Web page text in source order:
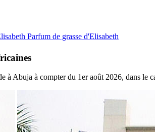
Parfum de grasse d'Elisabeth
à Abuja à compter du 1er août 2026, dans le